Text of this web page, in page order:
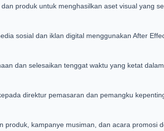
produk untuk menghasilkan aset visual yang
sosial dan iklan digital menggunakan After
dan selesaikan tenggat waktu yang ketat
direktur pemasaran dan pemangku
produk, kampanye musiman, dan acara promosi